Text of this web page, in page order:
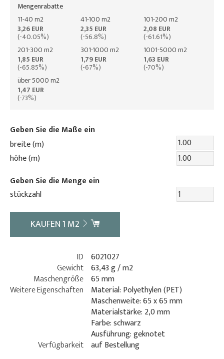
Mengenrabatte
11-40 m2
3,26 EUR
(-40.05%)
41-100 m2
2,35 EUR
(-56.8%)
101-200 m2
2,08 EUR
(-61.61%)
201-300 m2
1,85 EUR
(-65.85%)
301-1000 m2
1,79 EUR
(-67%)
1001-5000 m2
1,63 EUR
(-70%)
über 5000 m2
1,47 EUR
(-73%)
Geben Sie die Maße ein
breite (m)
höhe (m)
Geben Sie die Menge ein
stückzahl
KAUFEN1 M2
ID 6021027
Gewicht 63,43 g / m2
Maschengröße 65 mm
Weitere Eigenschaften
Material: Polyethylen (PET)
Maschenweite: 65 x 65 mm
Materialstärke: 2,0 mm
Farbe: schwarz
Ausführung: geknotet
Verfügbarkeit auf Bestellung